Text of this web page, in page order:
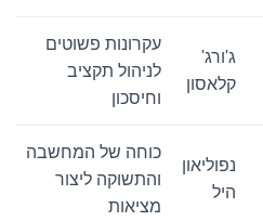
ג'ורג'
קלאסון
עקרונות פשוטים
לניהול תקציב
וחיסכון
נפוליאון
היל
כוחה של המחשבה
והתשוקה ליצור
מציאות